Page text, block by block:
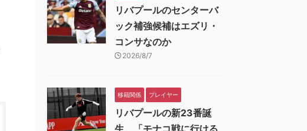
リバプールのセンターバ
ック補強候補はエズリ・
コンサなのか
2026/8/7
移籍関係 プレイヤー
リバプールの新23番誕
生 「モナコ戦に行ける